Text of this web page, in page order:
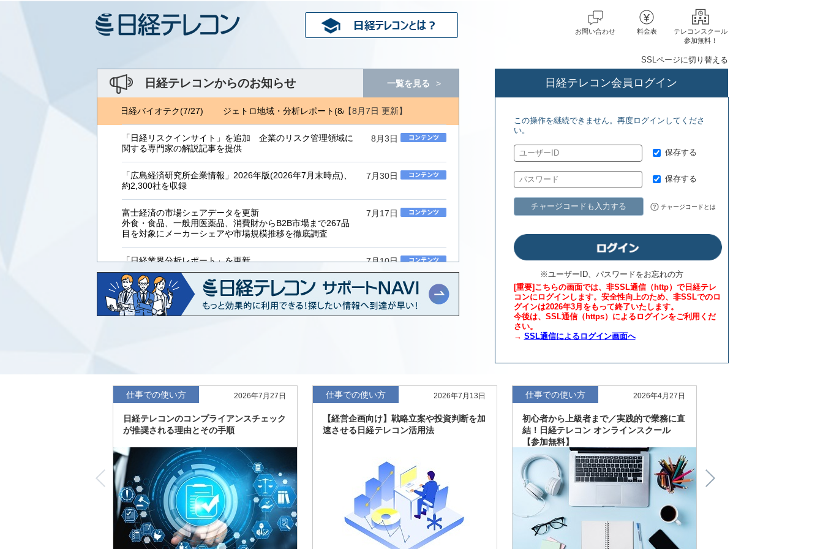
お問い合わせ 料金表
テレコンスクール
参加無料！
日経テレコンからのお知らせ 一覧を見る
【8月7日 更新】
ロ地域・分析レポート(8/6) 日経バイオテク(7/27) ジェトロ地域・分析レポート(8/6) 日経バイオテク(7/27)
8月3日
「日経リスクインサイト」を追加 企業のリスク管理領域に
関する専門家の解説記事を提供
7月30日
「広島経済研究所企業情報」2026年版(2026年7月末時点)、
約2,300社を収録
7月17日
富士経済の市場シェアデータを更新
外食・食品、一般用医薬品、消費財からB2B市場まで267品
目を対象にメーカーシェアや市場規模推移を徹底調査
7月10日
「日経業界分析レポート」を更新
「工業用プラスチック製品」「システムインテグレーター」
など20業界の内容を刷新
7月8日
「東洋経済海外進出企業情報」の2026年版、約3万6千社を
収録
「日経POS情報マーケットレポート」の最新版、10～3月実
績の市場動向を速報
度の予想を実施
SSLページに切り替える
日経テレコン会員ログイン
この操作を継続できません。再度ログインしてくださ
い。
保存する
保存する
チャージコードも入力する チャージコードとは
※ユーザーID、パスワードをお忘れの方
[重要]こちらの画面では、非SSL通信（http）で日経テレ
コンにログインします。安全性向上のため、非SSLでのロ
グインは2026年3月をもって終了いたします。
今後は、SSL通信（https）によるログインをご利用くだ
さい。
→ SSL通信によるログイン画面へ
仕事での使い方 2026年7月27日
日経テレコンのコンプライアンスチェック
が推奨される理由とその手順
仕事での使い方 2026年7月13日
【経営企画向け】戦略立案や投資判断を加
速させる日経テレコン活用法
仕事での使い方 2026年4月27日
初心者から上級者まで／実践的で業務に直
結！日経テレコン オンラインスクール
【参加無料】